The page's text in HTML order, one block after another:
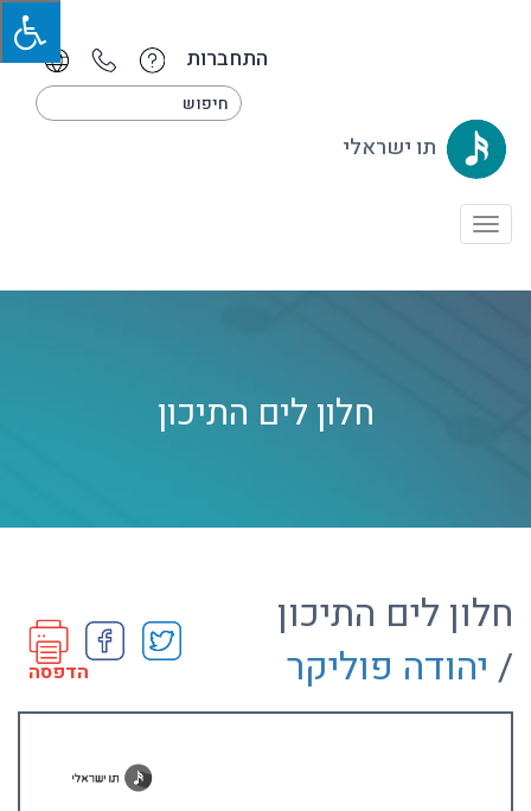
התחברות
תו ישראלי
Toggle
חלון לים התיכון
חלון לים התיכון
/ יהודה פוליקר הדפסה